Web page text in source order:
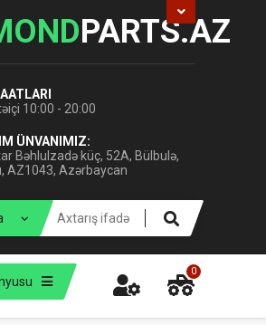
PARTS.AZ
10:00 - 20:00
ÜNVANIMIZ:
Bəhlulzadə küç, 52A, Bülbulə,
AZ1043, Azərbaycan
0